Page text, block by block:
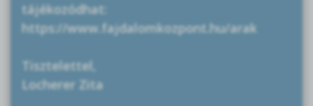
tájékozódhat:
https://www.fajdalomkozpont.hu/arak
Tisztelettel,
Locherer Zita